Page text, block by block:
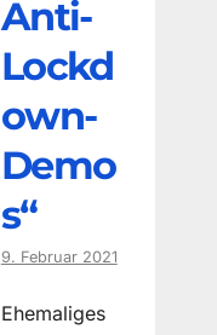
Anti-
Lockd
own-
Demo
s“
9. Februar 2021
Ehemaliges